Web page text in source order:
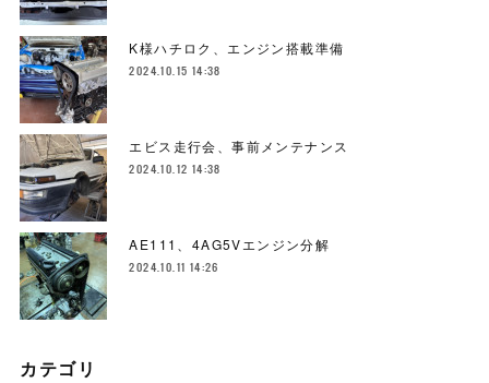
K様ハチロク、エンジン搭載準備
2024.10.15 14:38
エビス走行会、事前メンテナンス
2024.10.12 14:38
AE111、4AG5Vエンジン分解
2024.10.11 14:26
カテゴリ